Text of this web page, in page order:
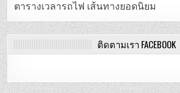
ตารางเวลารถไฟ เส้นทางยอดนิยม
ติดตามเรา FACEBOOK